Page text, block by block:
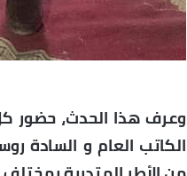
وعرف هذا الحدث، حضور
الكاتب العام و السادة